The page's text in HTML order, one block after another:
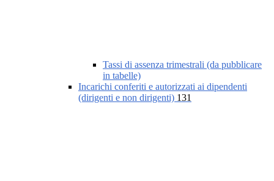
Tassi di assenza trimestrali (da pubblicare
in tabelle)
Incarichi conferiti e autorizzati ai dipendenti
(dirigenti e non dirigenti) 131